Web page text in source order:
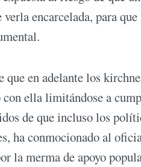
encarcelada, para
en adelante los
ella limitándose a
de que incluso los
ha conmocionado al
la merma de apoyo